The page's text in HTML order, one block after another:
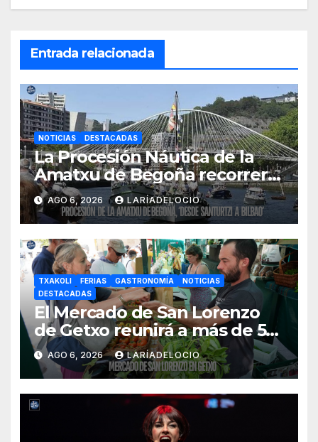
Entrada relacionada
NOTICIAS DESTACADAS
La Procesión Náutica de la
Amatxu de Begoña recorrerá
la ría el 14 de agosto con siete
embarcaciones
AGO 6, 2026 LARÍADELOCIO
TXAKOLI FERIAS GASTRONOMÍA
NOTICIAS
DESTACADAS
El Mercado de San Lorenzo
de Getxo reunirá a más de 50
productores del País Vasco
AGO 6, 2026 LARÍADELOCIO